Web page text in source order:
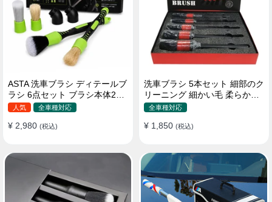
ASTA 洗車ブラシ ディテールブ
ラシ 6点セット ブラシ本体2本
替えヘッド2個 アダプター2個
ド
人気 全車種対応
¥ 2,980 (税込)
洗車ブラシ 5本セット 細部のク
リーニング 細かい毛 柔らかい
豚毛 ディテールブラシ
全車種対応
¥ 1,850 (税込)